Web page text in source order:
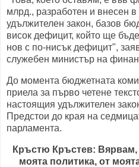
млрд., разработен и внесен
удължителен закон, базов
висок дефицит, който ще
нов с по-нисък дефицит",
служебен министър на
До момента бюджетната
приела за първо четене
настоящия удължителен
Предстои до края на
парламента.
Кръстю Кръстев: Вярвам,
моята политика, от